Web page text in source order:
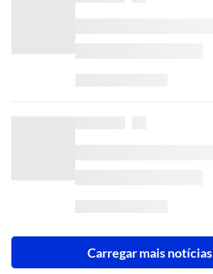
Carregar mais notícias